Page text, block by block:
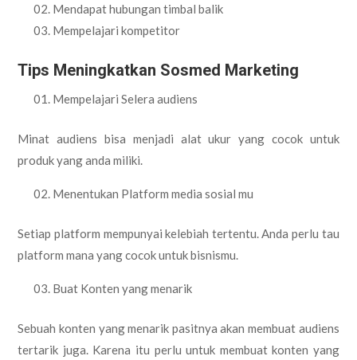
Mendapat hubungan timbal balik
Mempelajari kompetitor
Tips Meningkatkan Sosmed Marketing
Mempelajari Selera audiens
Minat audiens bisa menjadi alat ukur yang cocok untuk
produk yang anda miliki.
Menentukan Platform media sosial mu
Setiap platform mempunyai kelebiah tertentu. Anda perlu tau
platform mana yang cocok untuk bisnismu.
Buat Konten yang menarik
Sebuah konten yang menarik pasitnya akan membuat audiens
tertarik juga. Karena itu perlu untuk membuat konten yang